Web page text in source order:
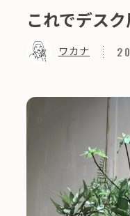
これでデス
ワカナ